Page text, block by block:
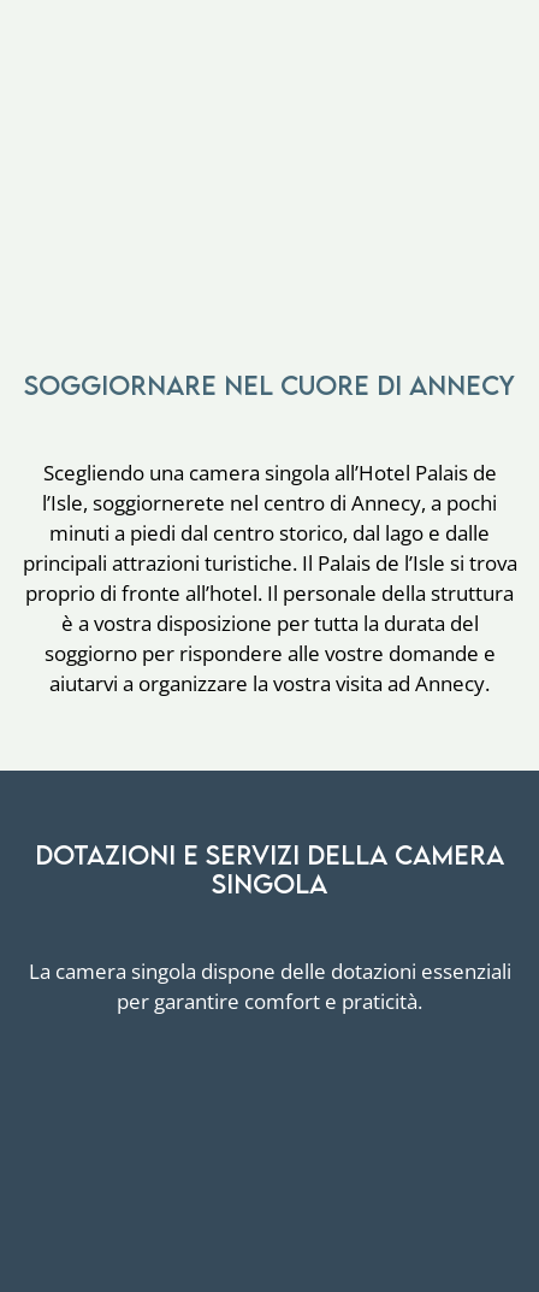
Soggiornare nel cuore di Annecy
Scegliendo una camera singola all’Hotel Palais de
l’Isle, soggiornerete nel centro di Annecy, a pochi
minuti a piedi dal centro storico, dal lago e dalle
principali attrazioni turistiche. Il Palais de l’Isle si trova
proprio di fronte all’hotel. Il personale della struttura
è a vostra disposizione per tutta la durata del
soggiorno per rispondere alle vostre domande e
aiutarvi a organizzare la vostra visita ad Annecy.
Dotazioni e servizi della camera
singola
La camera singola dispone delle dotazioni essenziali
per garantire comfort e praticità.